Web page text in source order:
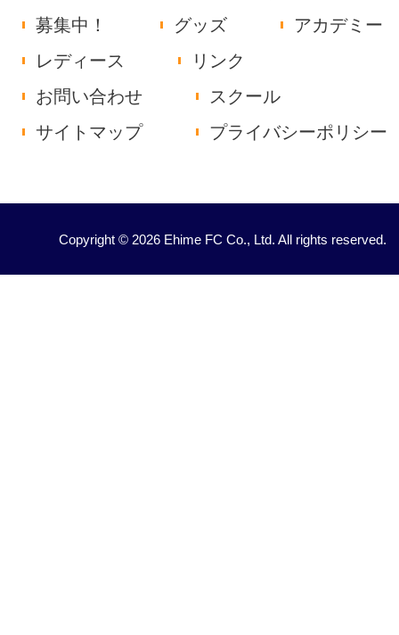
募集中！
グッズ
アカデミー
レディース
リンク
お問い合わせ
スクール
サイトマップ
プライバシーポリシー
Copyright © 2026 Ehime FC Co., Ltd. All rights reserved.